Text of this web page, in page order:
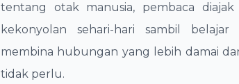
tentang otak manusia, pembaca
kekonyolan sehari-hari sambil
membina hubungan yang lebih damai
tidak perlu.